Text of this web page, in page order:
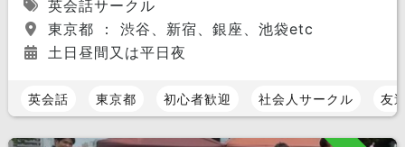
英会話サークル
東京都 ： 渋谷、新宿、銀座、池袋etc
土日昼間又は平日夜
英会話 東京都 初心者歓迎 社会人サークル 友